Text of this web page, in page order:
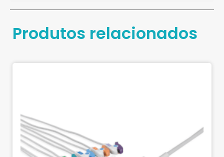
Produtos relacionados